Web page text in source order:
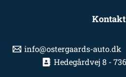
Kontakt
info@ostergaards-auto.dk
Hedegårdvej 8 -